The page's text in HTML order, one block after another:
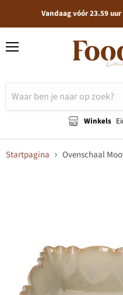
Vandaag vóór 23.59
Winkels
Startpagina Ovenschaal